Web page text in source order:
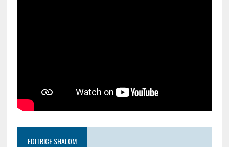
EDITRICE SHALOM